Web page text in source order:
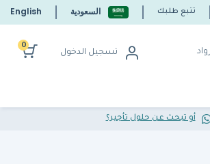
تتبع طلبك السعودية English
تسجيل الدخول
0
أو تبحث عن حلول تأجير؟